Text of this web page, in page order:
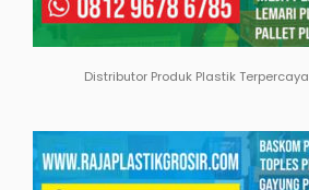
Distributor Produk Plastik Terpercaya